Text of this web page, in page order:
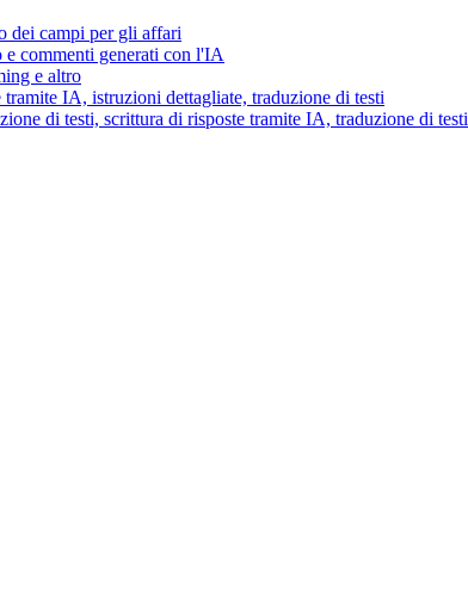
dei campi per gli affari
commenti generati con l'IA
e altro
IA, istruzioni dettagliate, traduzione di testi
di testi, scrittura di risposte tramite IA, traduzione di testi